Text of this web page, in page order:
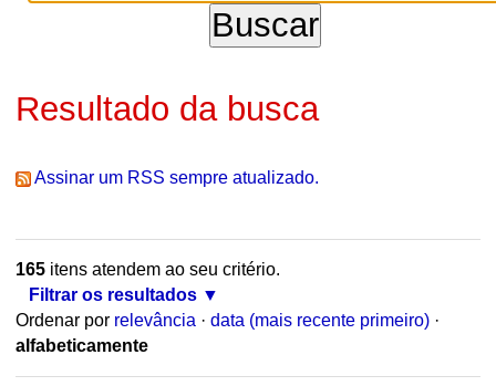
Resultado da busca
Assinar um RSS sempre atualizado.
165itens atendem ao seu critério.
Filtrar os resultados
Ordenar por relevância · data (mais recente primeiro) ·
alfabeticamente